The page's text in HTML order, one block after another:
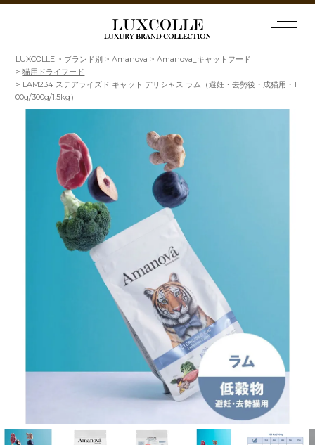
LUXCOLLE ブランド別 Amanova
Amanova_キャットフード
猫用ドライフード
LAM234 ステアライズド キャット デリシャス ラム（避妊・去勢後・成猫用・1
00g/300g/1.5kg）